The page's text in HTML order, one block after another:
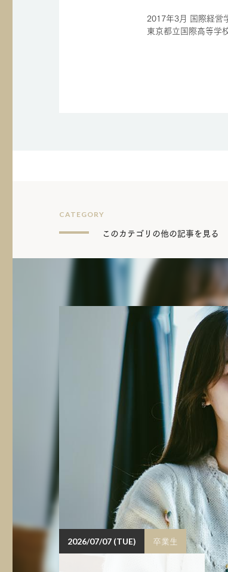
2017年3月 国際経営
東京都立国際高等学
CATEGORY
このカテゴリの他の記事を見る
2026/07/07 (TUE) 卒業生